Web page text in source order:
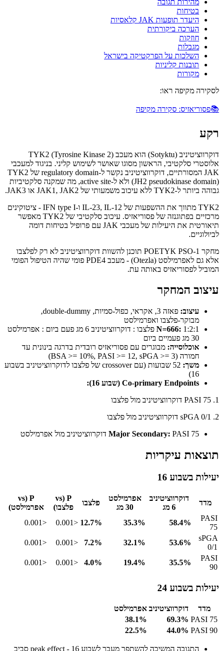
בטיחות
היעדר תופעות JAK קלאסיות
הערכה ביקורתית
חוזקות
מגבלות
השלכות על הפרקטיקה בישראל
תובנות קליניות
מקורות
לסקירה מקיפה ראו:
📚פסוריאזיס: סקירה מקיפה
רקע
דוקרווציטיניב (Sotyktu) הוא מעכב TYK2 (Tyrosine Kinase 2)
אלוסטרי סלקטיבי, הראשון מסוגו שאושר לשימוש קליני. בניגוד למעכבי
JAK המסורתיים, דוקרווציטיניב נקשר ל-regulatory domain של TYK2
(JH2 pseudokinase domain) ולא ל-active site, מה שמקנה סלקטיביות
גבוהה ביותר ל-TYK2 ללא עיכוב משמעותי של JAK1, JAK2 או JAK3.
TYK2 מתווך את ההשפעות של IL-23, IL-12 ו-IFN type I - ציטוקינים
מרכזיים בפתוגנזה של פסוריאזיס. עיכוב סלקטיבי של TYK2 מאפשר
תיאורטית את היעילות של מעכבי JAK עם פרופיל בטיחות דומה
לביולוגיים.
מחקר POETYK PSO-1 תוכנן להשוות דוקרווציטיניב לא רק לפלצבו
אלא גם לאפרמילסט (Otezla) - מעכב PDE4 פומי שהיה הטיפול הפומי
המוביל לפסוריאזיס באותה עת.
עיצוב המחקר
עיצוב:
פאזה 3, אקראי, כפול-סמיות, double-dummy,
מבוקר-פלצבו ואפרמילסט
N=666:
1:2:1 פלצבו : דוקרווציטיניב 6 מג פעם ביום : אפרמילסט
30 מג פעמיים ביום
אוכלוסייה: מבוגרים עם פסוריאזיס רובדית בדרגה בינונית עד
חמורה (BSA >= 10%, PASI >= 12, sPGA >= 3)
משך:
52 שבועות (עם crossover של פלצבו לדוקרווציטיניב בשבוע
16)
Co-primary Endpoints (שבוע 16):
1. PASI 75 דוקרווציטיניב מול פלצבו
2. sPGA 0/1 דוקרווציטיניב מול פלצבו
Major Secondary: PASI 75 דוקרווציטיניב מול אפרמילסט
תוצאות עיקריות
יעילות בשבוע 16
מדד
דוקרווציטיניב
6 מג
אפרמילסט
30 מג
פלצבו
P (vs
פלצבו)
P (vs
אפרמילסט)
PASI
75
58.4%
35.3%
12.7%
<0.001
<0.001
sPGA
0/1
53.6%
32.1%
7.2%
<0.001
<0.001
PASI
90
35.5%
19.4%
4.0%
<0.001
<0.001
יעילות בשבוע 24
מדד דוקרווציטיניב אפרמילסט
PASI 75
69.3%
38.1%
PASI 90
44.0%
22.5%
התגובה המשיכה להשתפר מעבר לשבוע 16 - peak effect סביב